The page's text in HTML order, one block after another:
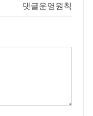
댓글운영원칙